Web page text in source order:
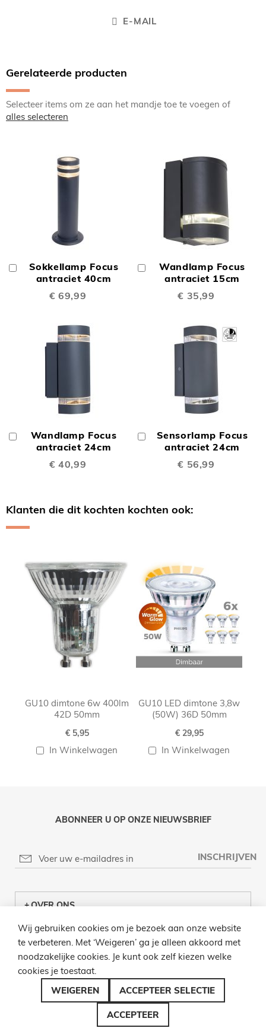
E-MAIL
Gerelateerde producten
Selecteer items om ze aan het mandje toe te voegen of
alles selecteren
Sokkellamp Focus
antraciet 40cm
€ 69,99
Winkelwagen
Wandlamp Focus
antraciet 15cm
€ 35,99
Winkelwagen
Wandlamp Focus
antraciet 24cm
€ 40,99
Winkelwagen
Sensorlamp Focus
antraciet 24cm
€ 56,99
Winkelwagen
Klanten die dit kochten kochten ook:
GU10 dimtone 6w 400lm
42D 50mm
€ 5,95
In Winkelwagen
GU10 LED dimtone 3,8w
(50W) 36D 50mm
€ 29,95
In Winkelwagen
ABONNEER U OP ONZE NIEUWSBRIEF
INSCHRIJVEN
OVER ONS
KLANTENCENTRUM
INFO
BEL ONS
© 2026 LAMPENZO ALLE RECHTEN VOORBEHOUDEN
Wij gebruiken cookies om je bezoek aan onze website
te verbeteren. Met ‘Weigeren’ ga je alleen akkoord met
noodzakelijke cookies. Je kunt ook zelf kiezen welke
cookies je toestaat.
WEIGEREN
ACCEPTEER SELECTIE
ACCEPTEER